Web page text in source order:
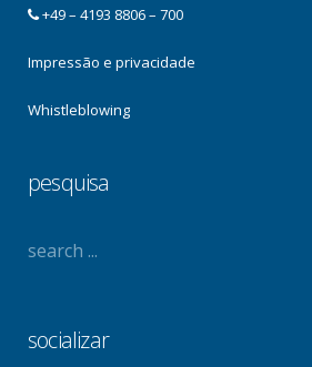
+49 – 4193 8806 – 700
Impressão e privacidade
Whistleblowing
pesquisa
socializar